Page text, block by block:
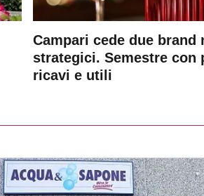
Campari cede due brand
strategici. Semestre con
ricavi e utili